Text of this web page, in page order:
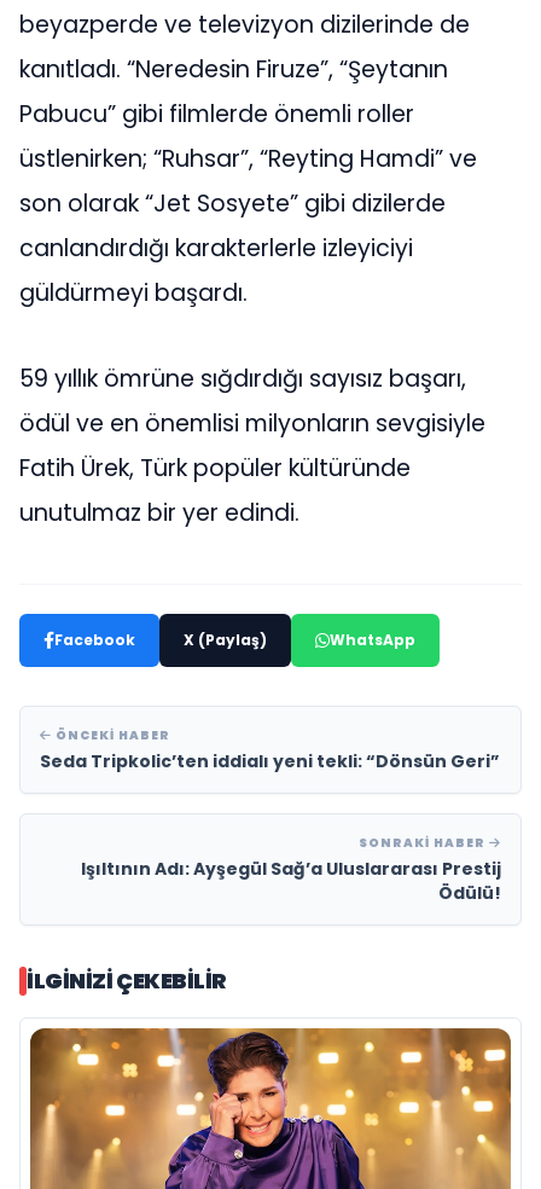
beyazperde ve televizyon dizilerinde de
kanıtladı. “Neredesin Firuze”, “Şeytanın
Pabucu” gibi filmlerde önemli roller
üstlenirken; “Ruhsar”, “Reyting Hamdi” ve
son olarak “Jet Sosyete” gibi dizilerde
canlandırdığı karakterlerle izleyiciyi
güldürmeyi başardı.
59 yıllık ömrüne sığdırdığı sayısız başarı,
ödül ve en önemlisi milyonların sevgisiyle
Fatih Ürek, Türk popüler kültüründe
unutulmaz bir yer edindi.
Facebook X (Paylaş) WhatsApp
ÖNCEKI HABER
Seda Tripkolic’ten iddialı yeni tekli: “Dönsün Geri”
SONRAKI HABER
Işıltının Adı: Ayşegül Sağ’a Uluslararası Prestij
Ödülü!
İLGINIZI ÇEKEBILIR